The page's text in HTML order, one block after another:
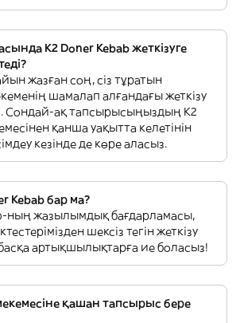
K2 Doner Kebab жеткізуге
жазған соң, сіз тұратын
шамалап алғандағы жеткізу
Сондай-ақ тапсырысыңыздың K2
қанша уақытта келетінін
кезінде де көре аласыз.
Kebab бар ма?
ның жазылымдық бағдарламасы,
шексіз тегін жеткізу
артықшылықтарға ие боласыз!
қашан тапсырыс бере